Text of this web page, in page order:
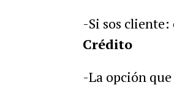
-Si sos cliente:
Crédito
-La opción